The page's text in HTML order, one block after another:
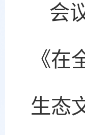
会
《
生态